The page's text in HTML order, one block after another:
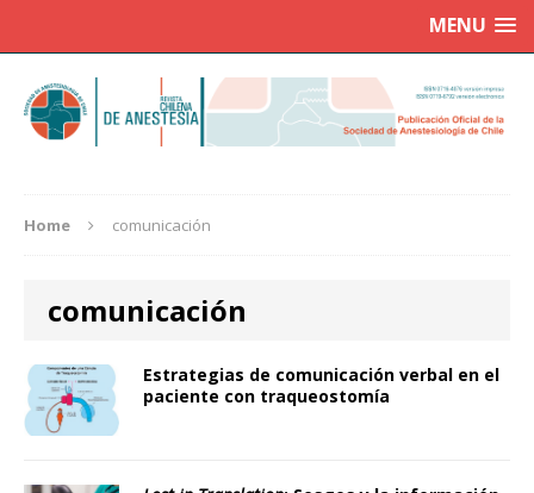
MENU
Home comunicación
comunicación
Estrategias de comunicación verbal en el
paciente con traqueostomía